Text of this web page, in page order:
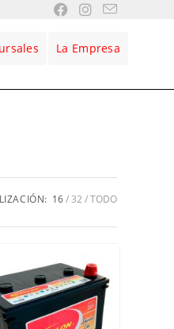
La Empresa
16 32 TODO